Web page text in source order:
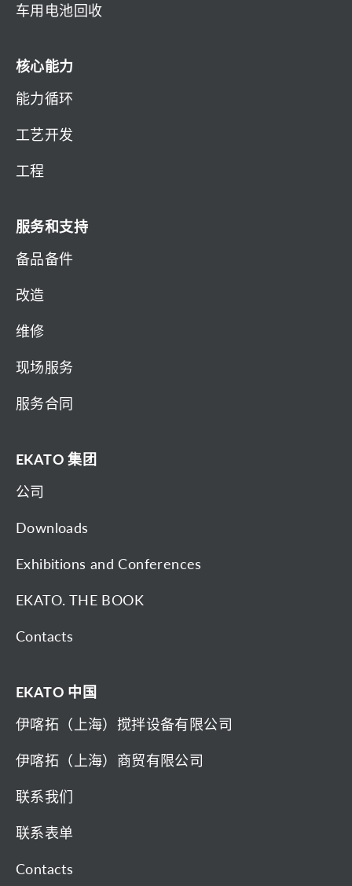
车用电池回收
核心能力
能力循环
工艺开发
工程
服务和支持
备品备件
改造
维修
现场服务
服务合同
EKATO 集团
公司
Downloads
Exhibitions and Conferences
EKATO. THE BOOK
Contacts
EKATO 中国
伊喀拓（上海）搅拌设备有限公司
伊喀拓（上海）商贸有限公司
联系我们
联系表单
Contacts